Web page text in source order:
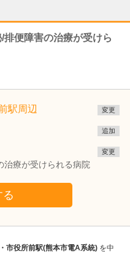
便障害の治療が受けら
駅周辺 変更
追加
治療が受けられる病院
変更
る
市役所前駅(熊本市電A系統) を中